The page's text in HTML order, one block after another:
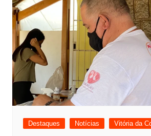
Destaques Notícias Vitória da